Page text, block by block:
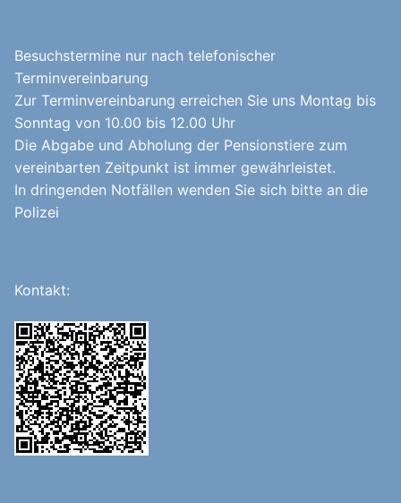
Besuchstermine nur nach telefonischer
Terminvereinbarung
Zur Terminvereinbarung erreichen Sie uns Montag bis
Sonntag von 10.00 bis 12.00 Uhr
Die Abgabe und Abholung der Pensionstiere zum
vereinbarten Zeitpunkt ist immer gewährleistet.
In dringenden Notfällen wenden Sie sich bitte an die
Polizei
Kontakt: